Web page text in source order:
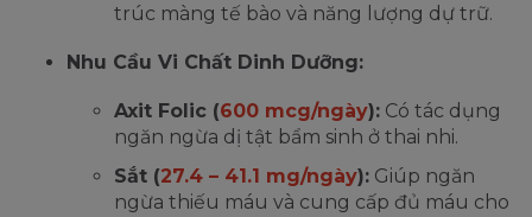
trúc màng tế bào và năng lượng dự trữ.
Nhu Cầu Vi Chất Dinh Dưỡng:
Axit Folic (600 mcg/ngày): Có tác dụng
ngăn ngừa dị tật bẩm sinh ở thai nhi.
Sắt (27.4 – 41.1 mg/ngày): Giúp ngăn
ngừa thiếu máu và cung cấp đủ máu cho